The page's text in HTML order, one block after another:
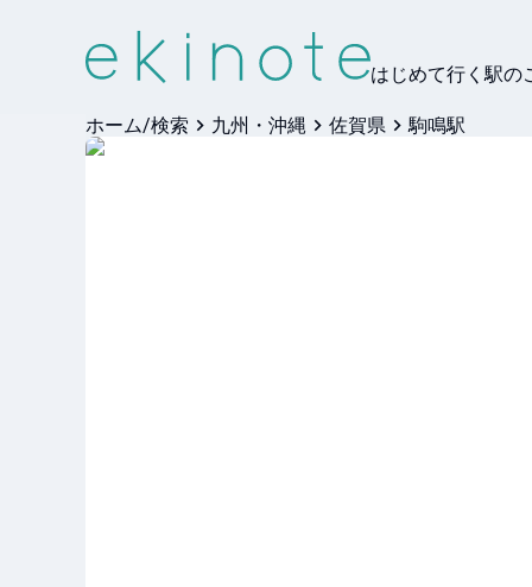
はじめて行く駅の
ホーム/検索 九州・沖縄 佐賀県 駒鳴駅